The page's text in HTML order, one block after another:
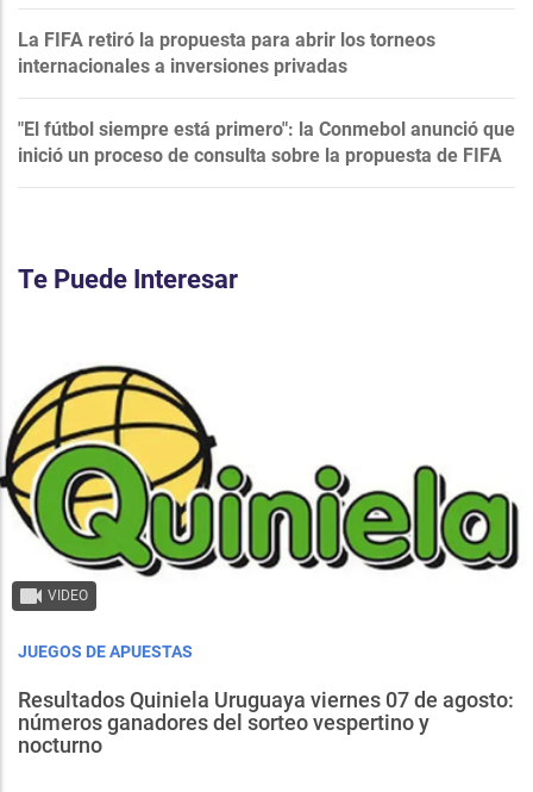
La FIFA retiró la propuesta para abrir los torneos
internacionales a inversiones privadas
"El fútbol siempre está primero": la Conmebol anunció que
inició un proceso de consulta sobre la propuesta de FIFA
Te Puede Interesar
VIDEO
JUEGOS DE APUESTAS
Resultados Quiniela Uruguaya viernes 07 de agosto:
números ganadores del sorteo vespertino y
nocturno